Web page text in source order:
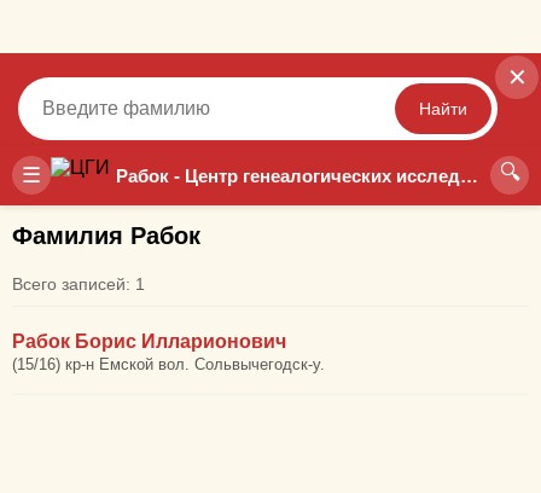
☰ Рабок - Центр генеалогических исследований 🔍
✕
Найти
Точный Неточный
Фамилия Рабок
Всего записей: 1
Рабок Борис Илларионович
(15/16) кр-н Емской вол. Сольвычегодск-у.